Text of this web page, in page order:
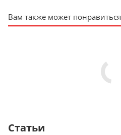
Вам также может понравиться
Статьи